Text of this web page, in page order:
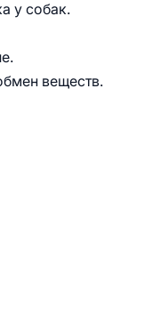
у собак.
веществ.